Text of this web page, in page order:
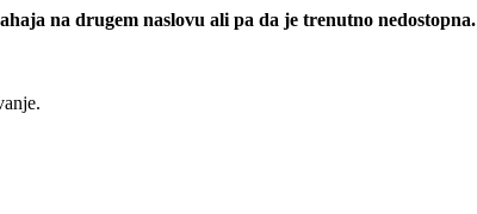
na drugem naslovu ali pa da je trenutno nedostopna.